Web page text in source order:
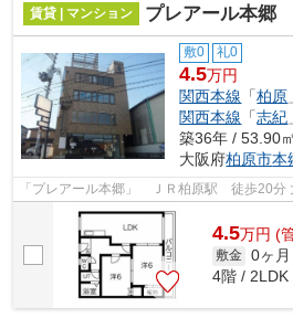
賃貸 | マンション プレアール本郷
敷0 礼0
4.5万円
関西本線 「柏原
関西本線 「志紀
築36年 / 53.90㎡
大阪府柏原市本
「プレアール本郷」 ＪＲ柏原駅 徒歩20分
4.5万円 (
敷金 0ヶ月
4階 / 2LDK